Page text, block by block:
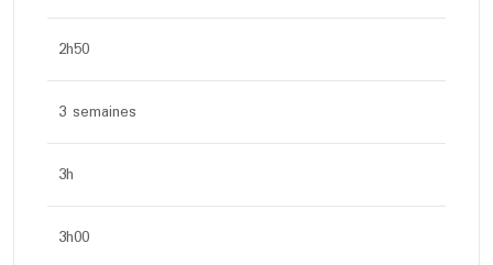
2h50
3 semaines
3h
3h00